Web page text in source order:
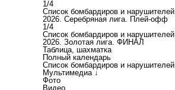
1/4
Список бомбардиров и нарушителей
2026. Серебряная лига. Плей-офф
1/4
Список бомбардиров и нарушителей
2026. Золотая лига. ФИНАЛ
Таблица, шахматка
Полный календарь
Список бомбардиров и нарушителей
Мультимедиа ↓
Фото
Видео